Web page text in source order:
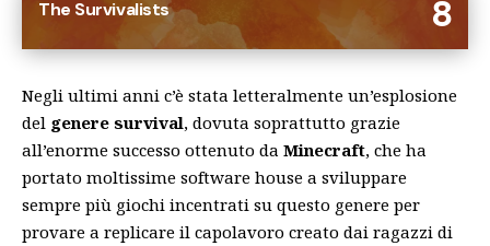
8
The Survivalists
Negli ultimi anni c’è stata letteralmente un’esplosione
del genere survival, dovuta soprattutto grazie
all’enorme successo ottenuto da Minecraft, che ha
portato moltissime software house a sviluppare
sempre più giochi incentrati su questo genere per
provare a replicare il capolavoro creato dai ragazzi di